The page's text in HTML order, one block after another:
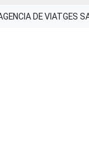
DE VIATGES